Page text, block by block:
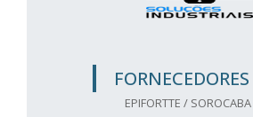
EPIFORTTE /